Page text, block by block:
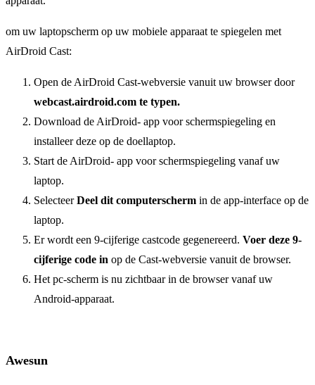
om uw laptopscherm op uw mobiele apparaat te spiegelen met
AirDroid Cast:
Open de AirDroid Cast-webversie vanuit uw browser door
webcast.airdroid.com te typen.
Download de AirDroid- app voor schermspiegeling en
installeer deze op de doellaptop.
Start de AirDroid- app voor schermspiegeling vanaf uw
laptop.
SelecteerDeel dit computerscherm in de app-interface op de
laptop.
Er wordt een 9-cijferige castcode gegenereerd. Voer deze 9-
cijferige code in op de Cast-webversie vanuit de browser.
Het pc-scherm is nu zichtbaar in de browser vanaf uw
Android-apparaat.
Awesun